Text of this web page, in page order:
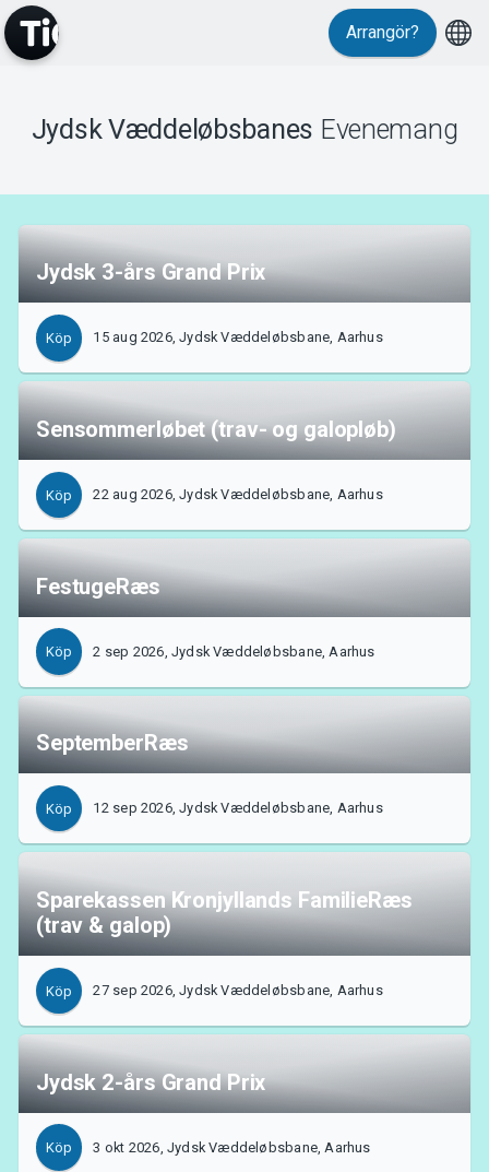
Evenemang
MyTickster
Support
Om Tickster
Arrangör?
Jydsk Væddeløbsbanes Evenemang
Jydsk 3-års Grand Prix
Köp 15 aug 2026, Jydsk Væddeløbsbane, Aarhus
Sensommerløbet (trav- og galopløb)
Köp 22 aug 2026, Jydsk Væddeløbsbane, Aarhus
FestugeRæs
Köp 2 sep 2026, Jydsk Væddeløbsbane, Aarhus
SeptemberRæs
Köp 12 sep 2026, Jydsk Væddeløbsbane, Aarhus
Sparekassen Kronjyllands FamilieRæs
(trav & galop)
Köp 27 sep 2026, Jydsk Væddeløbsbane, Aarhus
Jydsk 2-års Grand Prix
Köp 3 okt 2026, Jydsk Væddeløbsbane, Aarhus